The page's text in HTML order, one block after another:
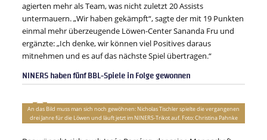
agierten mehr als Team, was nicht zuletzt 20 Assists
untermauern. „Wir haben gekämpft“, sagte der mit 19 Punkten
einmal mehr überzeugende Löwen-Center Sananda Fru und
ergänzte: „Ich denke, wir können viel Positives daraus
mitnehmen und es auf das nächste Spiel übertragen.“
NINERS haben fünf BBL-Spiele in Folge gewonnen
An das Bild muss man sich noch gewöhnen: Nicholas Tischler spielte die vergangenen
drei Jahre für die Löwen und läuft jetzt im NINERS-Trikot auf. Foto: Christina Pahnke